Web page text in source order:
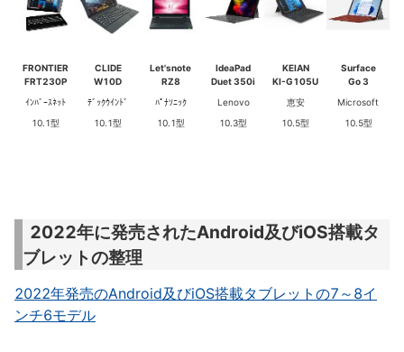
FRONTIER
FRT230P
ｲﾝﾊﾞｰｽﾈｯﾄ
10.1型
CLIDE
W10D
ﾃﾞｯｸｳｲﾝﾄﾞ
10.1型
Let'snote
RZ8
ﾊﾟﾅｿﾆｯｸ
10.1型
IdeaPad
Duet 350i
Lenovo
10.3型
KEIAN
KI-G105U
恵安
10.5型
Surface
Go 3
Microsoft
10.5型
2022年に発売されたAndroid及びiOS搭載タ
ブレットの整理
2022年発売のAndroid及びiOS搭載タブレットの7～8イ
ンチ6モデル